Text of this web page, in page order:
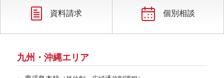
2025年3月(6)
資料請求 個別相談
九州・沖縄エリア